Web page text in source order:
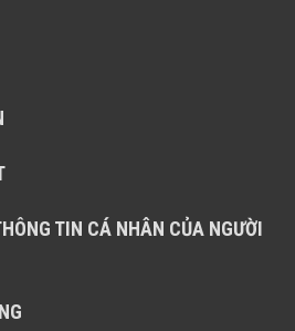
TIN CÁ NHÂN CỦA NGƯỜI